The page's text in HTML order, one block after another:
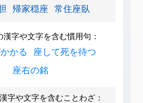
帰家穏座 常住座臥
漢字や文字を含む慣用句：
かる
座して死を待つ
座右の銘
字や文字を含むことわざ：